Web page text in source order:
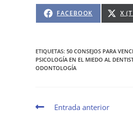
FACEBOOK X
ETIQUETAS: 50 CONSEJOS PARA
PSICOLOGÍA EN EL MIEDO AL
ODONTOLOGÍA
Entrada anterior